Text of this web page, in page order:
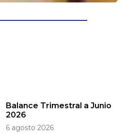
Balance Trimestral a Junio
2026
6 agosto 2026